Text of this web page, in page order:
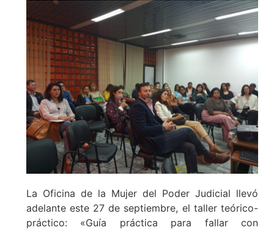
La Oficina de la Mujer del Poder Judicial llevó
adelante este 27 de septiembre, el taller teórico-
práctico: «Guía práctica para fallar con